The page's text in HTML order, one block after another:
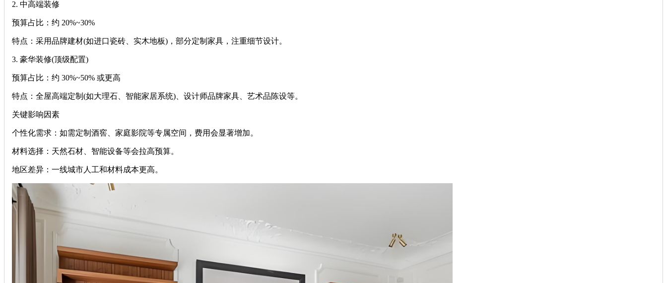
‌2. 中高端装修‌
‌预算占比‌：约 ‌20%~30%‌
‌特点‌：采用品牌建材(如进口瓷砖、实木地板)，部分定制家具，注重细节设计。
‌3. 豪华装修(顶级配置)‌
‌预算占比‌：约 ‌30%~50% 或更高‌
‌特点‌：全屋高端定制(如大理石、智能家居系统)、设计师品牌家具、艺术品陈设等。
‌关键影响因素‌
‌个性化需求‌：如需定制酒窖、家庭影院等专属空间，费用会显著增加。
‌材料选择‌：天然石材、智能设备等会拉高预算。
‌地区差异‌：一线城市人工和材料成本更高。